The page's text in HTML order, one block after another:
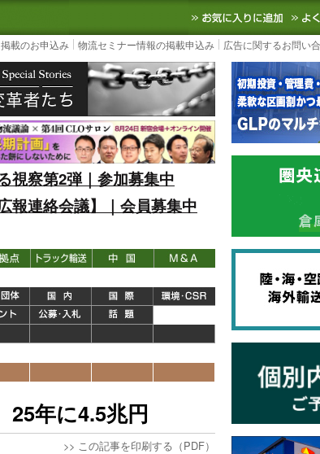
の物流ニュースサイト3PL, SCMなど国内外の最新の物流ニュお
載のお申込み 物流セミナー情報の掲載申込み 広告に関するお問い
視察第2弾｜参加募集中
報連絡会議】｜会員募集中
25年に4.5兆円
>> この記事を印刷する（PDF）